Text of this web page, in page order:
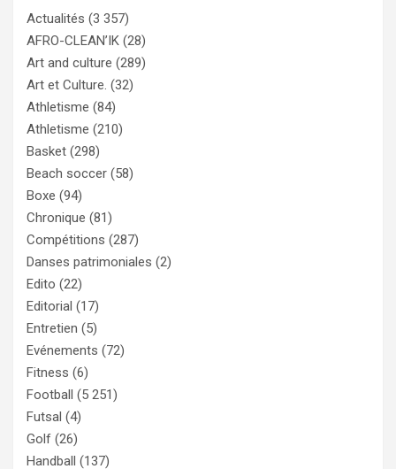
Actualités (3 357)
AFRO-CLEAN’IK (28)
Art and culture (289)
Art et Culture. (32)
Athletisme (84)
Athletisme (210)
Basket (298)
Beach soccer (58)
Boxe (94)
Chronique (81)
Compétitions (287)
Danses patrimoniales (2)
Edito (22)
Editorial (17)
Entretien (5)
Evénements (72)
Fitness (6)
Football (5 251)
Futsal (4)
Golf (26)
Handball (137)